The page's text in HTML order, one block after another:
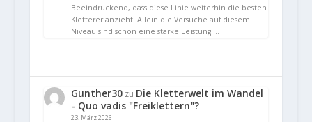
Beeindruckend, dass diese Linie weiterhin die besten
Kletterer anzieht. Allein die Versuche auf diesem
Niveau sind schon eine starke Leistung.…
Gunther30zu Die Kletterwelt im Wandel
- Quo vadis "Freiklettern"?
23. März 2026